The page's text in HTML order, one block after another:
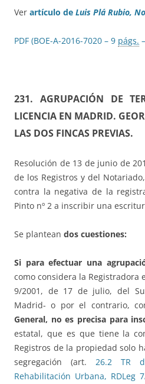
Ver artículo de Luis Plá Rubio,
PDF (BOE-A-2016-7020 – 9 págs.
231. AGRUPACIÓN DE
LICENCIA EN MADRID.
LAS DOS FINCAS PREVIAS.
Resolución de 13 de junio de
de los Registros y del
contra la negativa de la
Pinto nº 2 a inscribir una
Se plantean dos cuestiones:
Si para efectuar una
como considera la Registradora
9/2001, de 17 de julio, del
Madrid- o por el contrario,
General, no es precisa para
estatal, que es que tiene la
Registros de la propiedad solo
segregación (art. 26.2 TR
Rehabilitación Urbana, RDLeg